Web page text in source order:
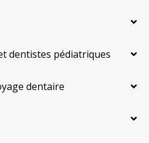
dentistes pédiatriques
dentaire